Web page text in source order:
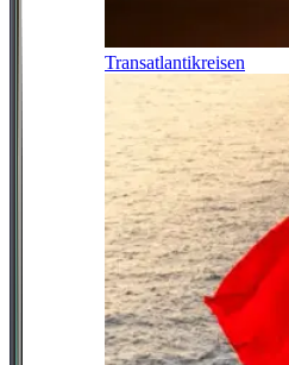
Transatlantikreisen